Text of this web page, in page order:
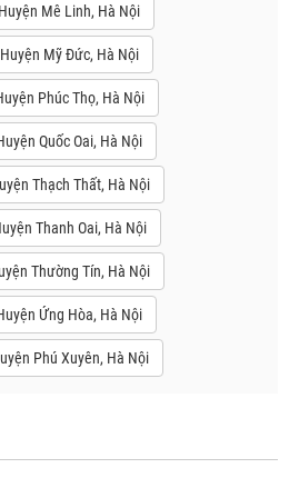
Mê Linh, Hà Nội
Mỹ Đức, Hà Nội
Phúc Thọ, Hà Nội
Quốc Oai, Hà Nội
Thạch Thất, Hà Nội
Thanh Oai, Hà Nội
Thường Tín, Hà Nội
Ứng Hòa, Hà Nội
Phú Xuyên, Hà Nội